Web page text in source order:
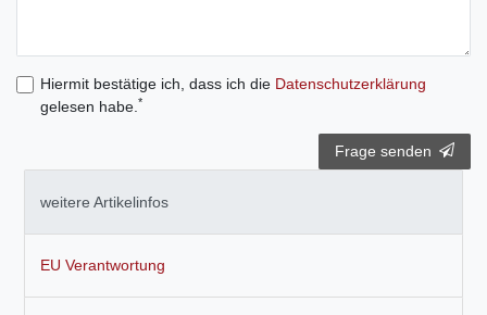
Hiermit bestätige ich, dass ich die Daten­schutz­erklärung
gelesen habe.*
Frage senden
weitere Artikelinfos
EU Verantwortung